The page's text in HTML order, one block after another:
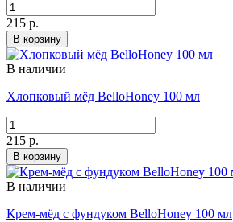
215 р.
В корзину
В наличии
Хлопковый мёд BelloHoney 100 мл
215 р.
В корзину
В наличии
Крем-мёд с фундуком BelloHoney 100 мл